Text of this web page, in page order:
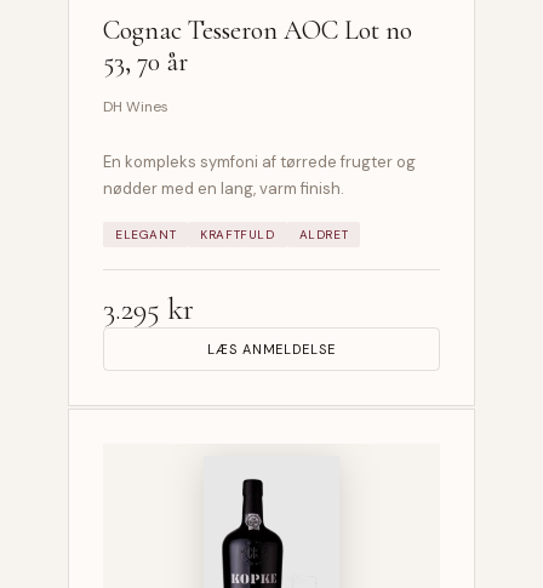
Cognac Tesseron AOC Lot no
53, 70 år
DH Wines
En kompleks symfoni af tørrede frugter og
nødder med en lang, varm finish.
ELEGANT KRAFTFULD ALDRET
3.295 kr
LÆS ANMELDELSE